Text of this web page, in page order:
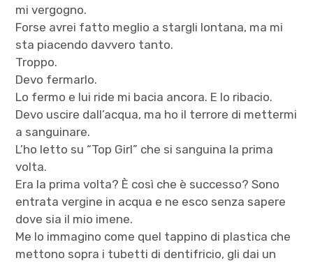
mi vergogno.
Forse avrei fatto meglio a stargli lontana, ma mi
sta piacendo davvero tanto.
Troppo.
Devo fermarlo.
Lo fermo e lui ride mi bacia ancora. E lo ribacio.
Devo uscire dall’acqua, ma ho il terrore di mettermi
a sanguinare.
L’ho letto su “Top Girl” che si sanguina la prima
volta.
Era la prima volta? È così che è successo? Sono
entrata vergine in acqua e ne esco senza sapere
dove sia il mio imene.
Me lo immagino come quel tappino di plastica che
mettono sopra i tubetti di dentifricio, gli dai un